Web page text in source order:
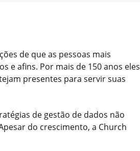
de que as pessoas mais
e afins. Por mais de 150 anos eles
presentes para servir suas
de gestão de dados não
do crescimento, a Church